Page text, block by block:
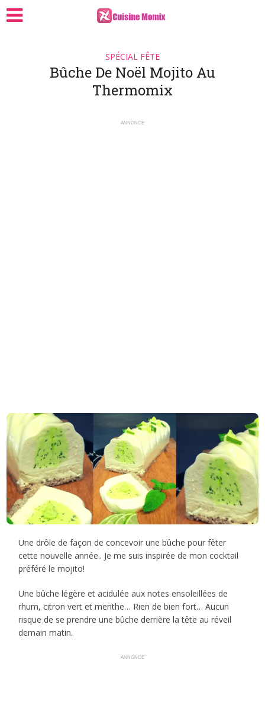
SPÉCIAL FÊTE
Bûche De Noël Mojito Au
Thermomix
ANNONCE
Une drôle de façon de concevoir une bûche pour fêter
cette nouvelle année.. Je me suis inspirée de mon cocktail
préféré le mojito!
Une bûche légère et acidulée aux notes ensoleillées de
rhum, citron vert et menthe… Rien de bien fort… Aucun
risque de se prendre une bûche derrière la tête au réveil
demain matin.
ANNONCE